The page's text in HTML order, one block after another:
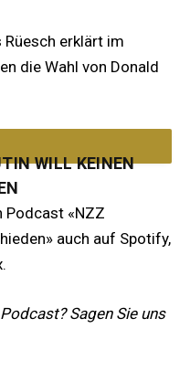
erklärt im
die Wahl von Donald
WILL KEINEN
RÜESCH
Podcast «NZZ
auch auf Spotify,
Sagen Sie uns